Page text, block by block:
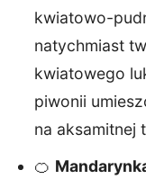
kwiatowo-
natychmiast
kwiatowego
piwonii
na aksamitnej
🍊